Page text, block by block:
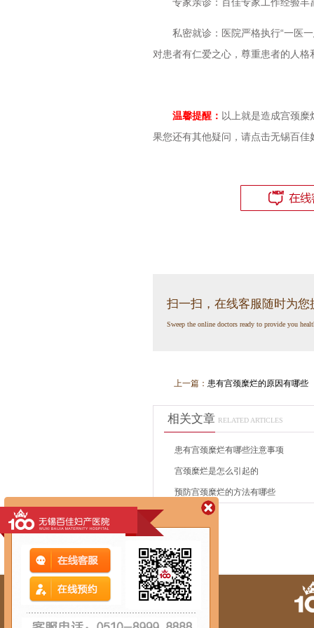
私密就诊：医院严格执行“一医一
对患者有仁爱之心，尊重患者的人
温馨提醒： 以上就是造成宫颈
果您还有其他疑问，请点击无锡百
扫一扫，在线客服随时为
Sweep the online doctors ready to provide you
上一篇： 患有宫颈糜烂的原因有哪些
相关文章 RELATED ARTICLES
患有宫颈糜烂有哪些注意事项
宫颈糜烂是怎么引起的
预防宫颈糜烂的方法有哪些